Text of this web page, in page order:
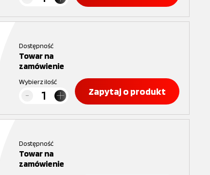
Dostępność
Towar na
zamówienie
Wybierz ilość
Zapytaj o produkt
Dostępność
Towar na
zamówienie